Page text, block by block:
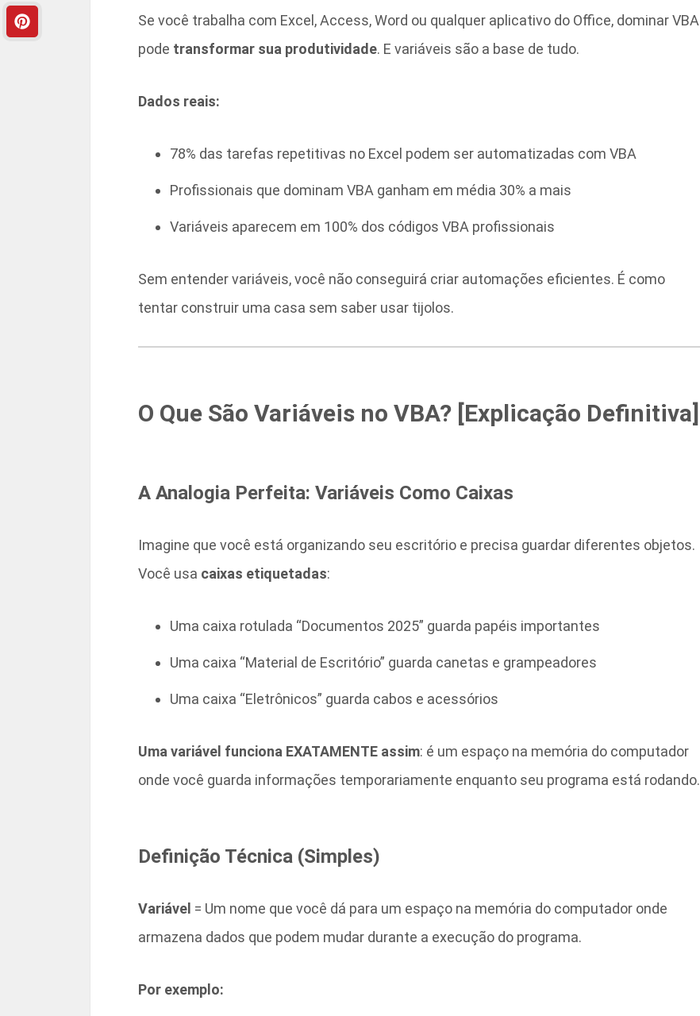
Se você trabalha com Excel, Access, Word ou qualquer aplicativo do Office, dominar VBA
pode transformar sua produtividade. E variáveis são a base de tudo.
Dados reais:
78% das tarefas repetitivas no Excel podem ser automatizadas com VBA
Profissionais que dominam VBA ganham em média 30% a mais
Variáveis aparecem em 100% dos códigos VBA profissionais
Sem entender variáveis, você não conseguirá criar automações eficientes. É como
tentar construir uma casa sem saber usar tijolos.
O Que São Variáveis no VBA? [Explicação Definitiva]
A Analogia Perfeita: Variáveis Como Caixas
Imagine que você está organizando seu escritório e precisa guardar diferentes objetos.
Você usa caixas etiquetadas:
Uma caixa rotulada “Documentos 2025” guarda papéis importantes
Uma caixa “Material de Escritório” guarda canetas e grampeadores
Uma caixa “Eletrônicos” guarda cabos e acessórios
Uma variável funciona EXATAMENTE assim: é um espaço na memória do computador
onde você guarda informações temporariamente enquanto seu programa está rodando.
Definição Técnica (Simples)
Variável = Um nome que você dá para um espaço na memória do computador onde
armazena dados que podem mudar durante a execução do programa.
Por exemplo: